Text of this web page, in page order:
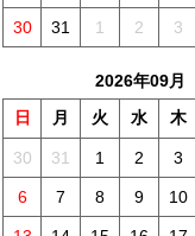
30 31 1 2 3
2026年09月
日
月 火 水 木
30 31 1 2 3
6 7 8 9 10